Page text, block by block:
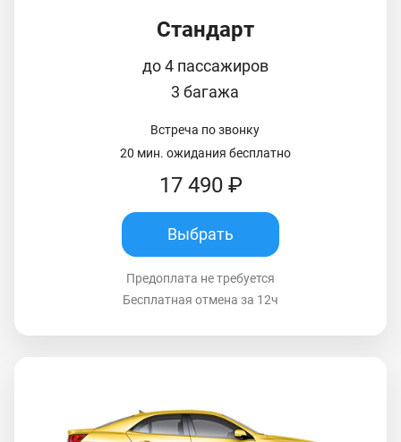
Стандарт
до 4 пассажиров
3 багажа
Встреча по звонку
20 мин. ожидания бесплатно
17 490 ₽
Выбрать
Предоплата не требуется
Бесплатная отмена за 12ч